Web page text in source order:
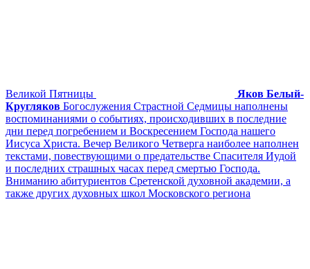
Великой Пятницы
Яков Белый-
Кругляков Богослужения Страстной Седмицы наполнены
воспоминаниями о событиях, происходивших в последние
дни перед погребением и Воскресением Господа нашего
Иисуса Христа. Вечер Великого Четверга наиболее наполнен
текстами, повествующими о предательстве Спасителя Иудой
и последних страшных часах перед смертью Господа.
Вниманию абитуриентов Сретенской духовной академии, а
также других духовных школ Московского региона